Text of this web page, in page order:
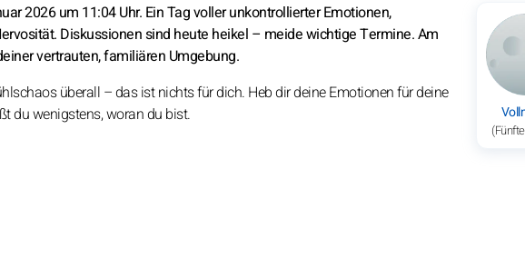
2026 um 11:04 Uhr. Ein Tag voller unkontrollierter Emotionen,
Diskussionen sind heute heikel – meide wichtige Termine. Am
vertrauten, familiären Umgebung.
überall – das ist nichts für dich. Heb dir deine Emotionen für deine
du wenigstens, woran du bist.